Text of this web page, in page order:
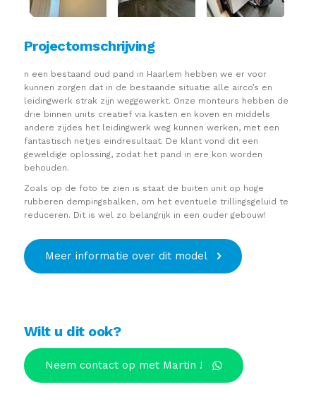
Projectomschrijving
n een bestaand oud pand in Haarlem hebben we er voor
kunnen zorgen dat in de bestaande situatie alle airco’s en
leidingwerk strak zijn weggewerkt. Onze monteurs hebben de
drie binnen units creatief via kasten en koven en middels
andere zijdes het leidingwerk weg kunnen werken, met een
fantastisch netjes eindresultaat. De klant vond dit een
geweldige oplossing, zodat het pand in ere kon worden
behouden.
Zoals op de foto te zien is staat de buiten unit op hoge
rubberen dempingsbalken, om het eventuele trillingsgeluid te
reduceren. Dit is wel zo belangrijk in een ouder gebouw!
Meer informatie over dit model
Wilt u dit ook?
Neem contact op met Martin !